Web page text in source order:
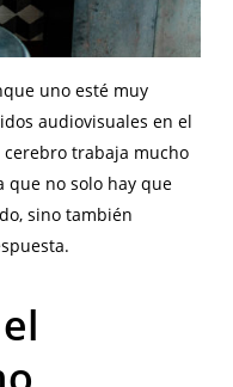
uno esté muy
audiovisuales en el
trabaja mucho
que no solo hay que
sino también